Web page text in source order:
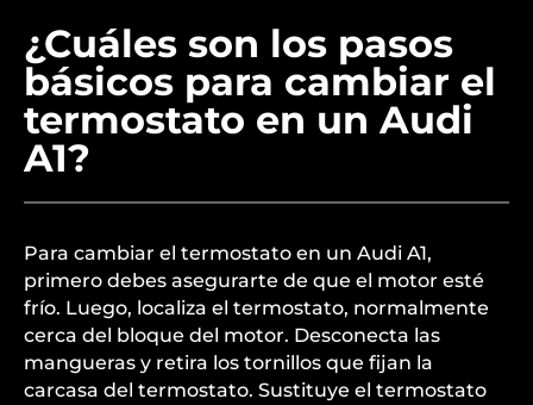
¿Cuáles son los pasos
básicos para cambiar el
termostato en un Audi
A1?
Para cambiar el termostato en un Audi A1,
primero debes asegurarte de que el motor esté
frío. Luego, localiza el termostato, normalmente
cerca del bloque del motor. Desconecta las
mangueras y retira los tornillos que fijan la
carcasa del termostato. Sustituye el termostato